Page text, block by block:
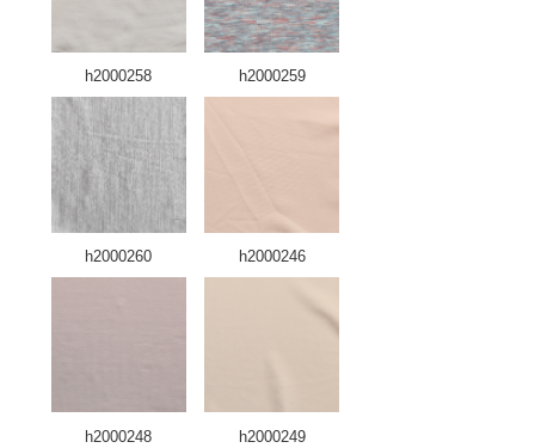
h2000258 h2000259
h2000260 h2000246
h2000248 h2000249